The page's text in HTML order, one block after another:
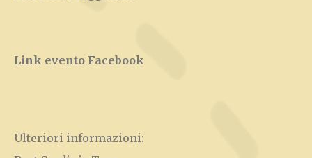
Link evento Facebook
Ulteriori informazioni: